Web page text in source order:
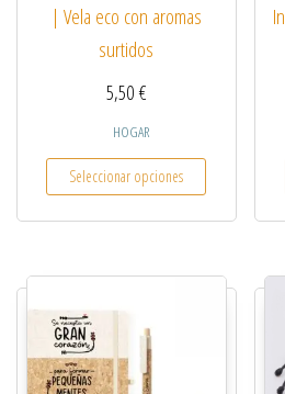
| Vela eco con aromas
surtidos
5,50€
HOGAR
Seleccionar opciones
Este